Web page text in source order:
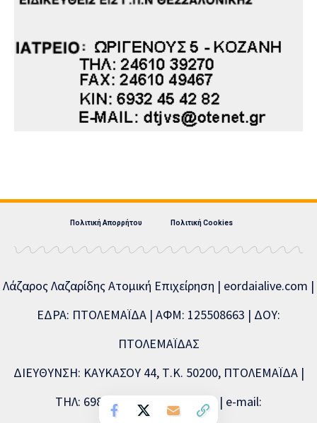
Πολιτική Απορρήτου Πολιτική Cookies
Λάζαρος Λαζαρίδης Ατομική Επιχείρηση | eordaialive.com |
ΕΔΡΑ: ΠΤΟΛΕΜΑΪΔΑ | ΑΦΜ: 125508663 | ΔΟΥ:
ΠΤΟΛΕΜΑΪΔΑΣ
ΔΙΕΥΘΥΝΣΗ: ΚΑΥΚΑΣΟΥ 44, Τ.Κ. 50200, ΠΤΟΛΕΜΑΪΔΑ |
ΤΗΛ: 6981893715, 2463504856 | e-mail: